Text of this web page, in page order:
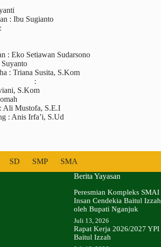
: Ibu Sugianto
: Eko Setiawan Sudarsono
: Triana Susita, S.Kom
:
S.Kom
Ali Mustofa, S.E.I
: Anis Irfa’i, S.Ud
SD SMP SMA
Berita Yayasan
Peresmian Kompleks SMAI
Insan Cendekia Baitul Izzah
oleh Bupati Nganjuk
Juli 13, 2026
Rapat Kerja 2026/2027 YPI
Baitul Izzah